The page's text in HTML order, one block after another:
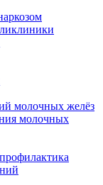
молочных желёз
молочных